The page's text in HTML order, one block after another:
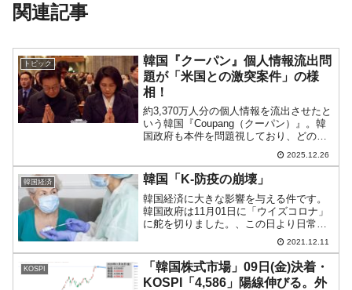
関連記事
トピック
韓国『クーパン』個人情報流出問
題が「米国との激突案件」の様
相！
約3,370万人分の個人情報を流出させたと
いう韓国『Coupang（クーパン）』。韓
国政府も本件を問題視しており、どのよ
うな罰が与えられるのか――なのです
が、大変に面白い状況となりました。
――というのは、『クーパン』は確かに
韓国発の企業（創...
2025.12.26
韓国経済 韓国「K-防疫の崩壊」
韓国経済に大きな影響を与える件です。
韓国政府は11月01日に「ウイズコロナ」
に舵を切りました。、この日より日常回
復の第1段階をスタートするとしたので
す。しかし、これは裏目に出ました。韓
国政府の決定を嘲笑するように新規感染
者、死亡者数が増加一...
2021.12.11
KOSPI
「韓国株式市場」09日(金)決着・
KOSPI「4,586」陽線伸びる。外